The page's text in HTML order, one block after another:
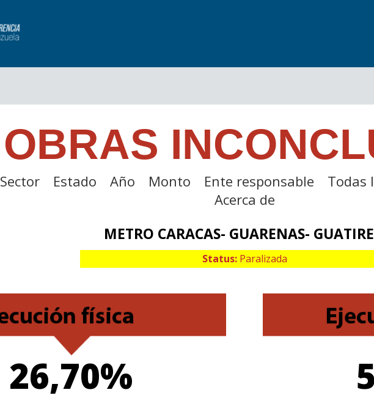
OBRAS
Sector Estado Año Monto Ente responsable Todas
Acerca de
METRO CARACAS- GUARENAS-
Status: Paralizada
26,70%